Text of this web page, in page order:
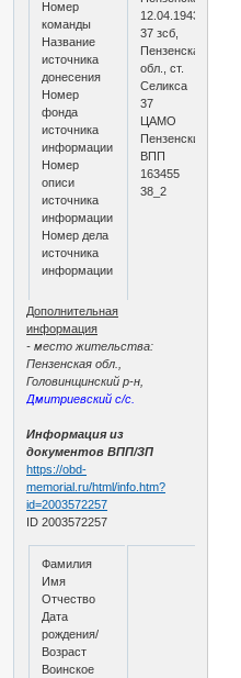
Номер
команды
Название
источника
донесения
Номер
фонда
источника
информации
Номер
описи
источника
информации
Номер дела
источника
информации
12.04.1943
37 зсб,
Пензенская
обл., ст.
Селикса
37
ЦАМО
Пензенский
ВПП
163455
38_2
Дополнительная
информация
- место жительства:
Пензенская обл.,
Головинщинский р-н,
Дмитриевский с/с.
Информация из
документов ВПП/ЗП
https://obd-
memorial.ru/html/info.htm?
id=2003572257
ID 2003572257
Фамилия
Имя
Отчество
Дата
рождения/
Возраст
Воинское